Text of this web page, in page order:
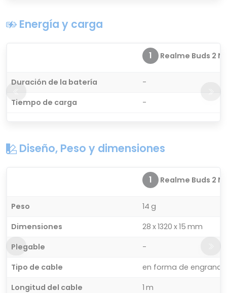
Energía y carga
1 Realme Buds 2
Duración de la batería
-
Tiempo de carga
-
Diseño, Peso y dimensiones
1 Realme Buds 2
Peso
14 g
Dimensiones
28 x 1320 x 15 mm
Plegable
-
Tipo de cable
en forma de
Longitud del cable
1 m